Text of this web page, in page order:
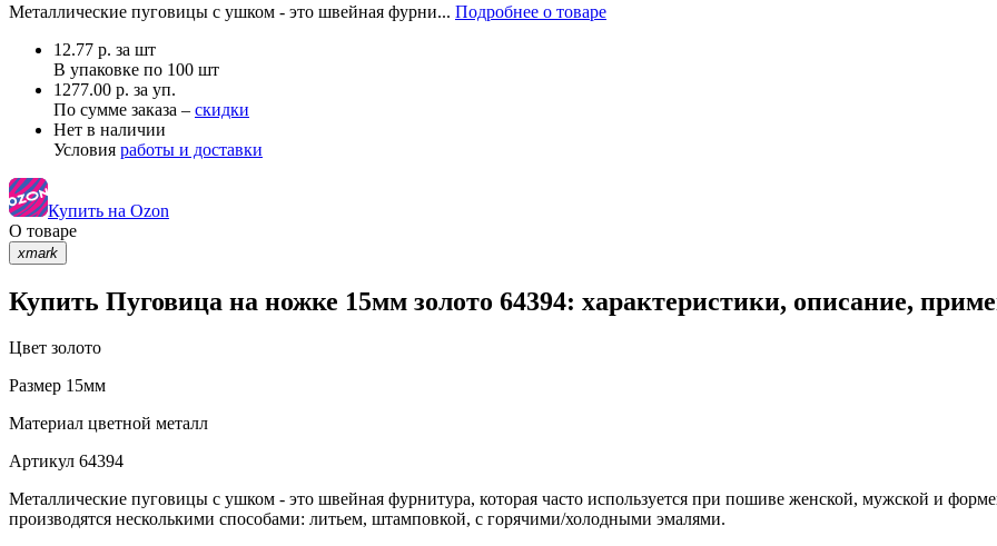
Металлические пуговицы с ушком - это швейная фурни... Подробнее о товаре
12.77 р. за шт
В упаковке по 100 шт
1277.00 р. за уп.
По сумме заказа – скидки
Нет в наличии
Условия работы и доставки
Купить на Ozon
О товаре
xmark
Купить Пуговица на ножке 15мм золото 64394: характеристики, описание,
Цвет золото
Размер 15мм
Материал цветной металл
Артикул 64394
Металлические пуговицы с ушком - это швейная фурнитура, которая часто используется при пошиве женской, мужской и
производятся несколькими способами: литьем, штамповкой, с горячими/холодными эмалями.